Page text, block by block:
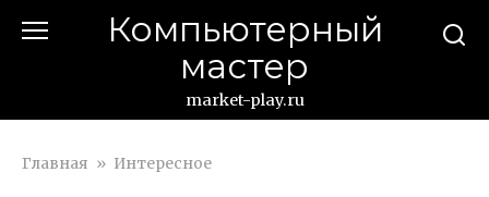
Компьютерный
мастер
market-play.ru
Главная » Интересное